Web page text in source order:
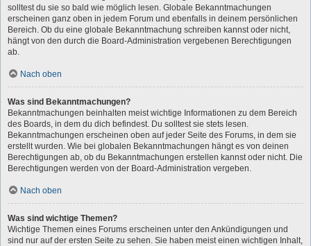
solltest du sie so bald wie möglich lesen. Globale Bekanntmachungen
erscheinen ganz oben in jedem Forum und ebenfalls in deinem persönlichen
Bereich. Ob du eine globale Bekanntmachung schreiben kannst oder nicht,
hängt von den durch die Board-Administration vergebenen Berechtigungen
ab.
Nach oben
Was sind Bekanntmachungen?
Bekanntmachungen beinhalten meist wichtige Informationen zu dem Bereich
des Boards, in dem du dich befindest. Du solltest sie stets lesen.
Bekanntmachungen erscheinen oben auf jeder Seite des Forums, in dem sie
erstellt wurden. Wie bei globalen Bekanntmachungen hängt es von deinen
Berechtigungen ab, ob du Bekanntmachungen erstellen kannst oder nicht. Die
Berechtigungen werden von der Board-Administration vergeben.
Nach oben
Was sind wichtige Themen?
Wichtige Themen eines Forums erscheinen unter den Ankündigungen und
sind nur auf der ersten Seite zu sehen. Sie haben meist einen wichtigen Inhalt,